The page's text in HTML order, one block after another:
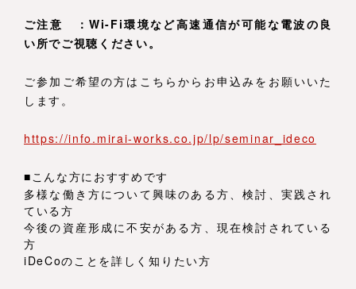
ご注意 ：Wi-Fi環境など高速通信が可能な電波の良
い所でご視聴ください。
ご参加ご希望の方はこちらからお申込みをお願いいた
します。
https://info.mirai-works.co.jp/lp/seminar_ideco
■こんな方におすすめです
多様な働き方について興味のある方、検討、実践され
ている方
今後の資産形成に不安がある方、現在検討されている
方
iDeCoのことを詳しく知りたい方